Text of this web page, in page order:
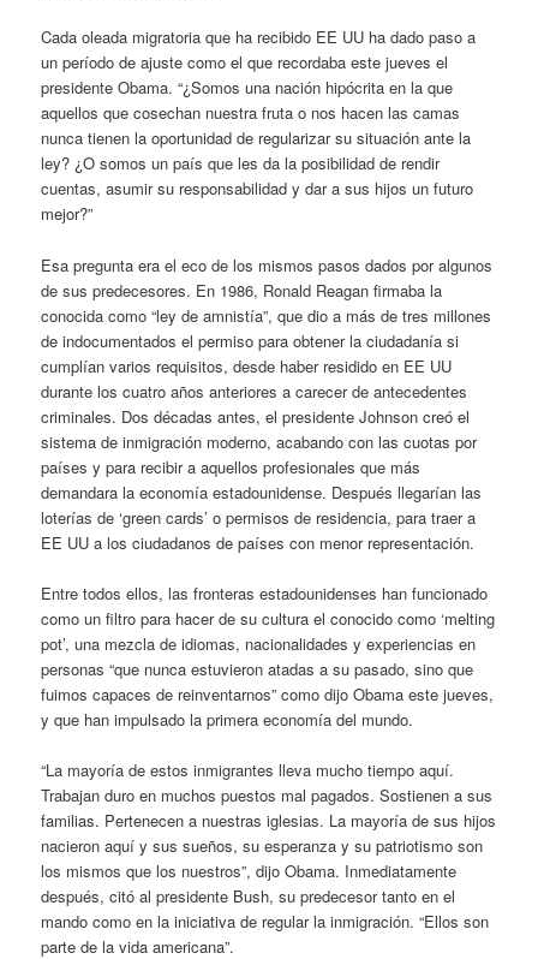
Cada oleada migratoria que ha recibido EE UU ha dado paso a
un período de ajuste como el que recordaba este jueves el
presidente Obama. “¿Somos una nación hipócrita en la que
aquellos que cosechan nuestra fruta o nos hacen las camas
nunca tienen la oportunidad de regularizar su situación ante la
ley? ¿O somos un país que les da la posibilidad de rendir
cuentas, asumir su responsabilidad y dar a sus hijos un futuro
mejor?”
Esa pregunta era el eco de los mismos pasos dados por algunos
de sus predecesores. En 1986, Ronald Reagan firmaba la
conocida como “ley de amnistía”, que dio a más de tres millones
de indocumentados el permiso para obtener la ciudadanía si
cumplían varios requisitos, desde haber residido en EE UU
durante los cuatro años anteriores a carecer de antecedentes
criminales. Dos décadas antes, el presidente Johnson creó el
sistema de inmigración moderno, acabando con las cuotas por
países y para recibir a aquellos profesionales que más
demandara la economía estadounidense. Después llegarían las
loterías de ‘green cards’ o permisos de residencia, para traer a
EE UU a los ciudadanos de países con menor representación.
Entre todos ellos, las fronteras estadounidenses han funcionado
como un filtro para hacer de su cultura el conocido como ‘melting
pot’, una mezcla de idiomas, nacionalidades y experiencias en
personas “que nunca estuvieron atadas a su pasado, sino que
fuimos capaces de reinventarnos” como dijo Obama este jueves,
y que han impulsado la primera economía del mundo.
“La mayoría de estos inmigrantes lleva mucho tiempo aquí.
Trabajan duro en muchos puestos mal pagados. Sostienen a sus
familias. Pertenecen a nuestras iglesias. La mayoría de sus hijos
nacieron aquí y sus sueños, su esperanza y su patriotismo son
los mismos que los nuestros”, dijo Obama. Inmediatamente
después, citó al presidente Bush, su predecesor tanto en el
mando como en la iniciativa de regular la inmigración. “Ellos son
parte de la vida americana”.